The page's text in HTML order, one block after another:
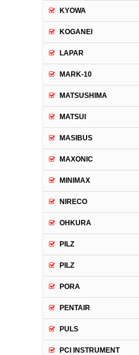
KYOWA
KOGANEI
LAPAR
MARK-10
MATSUSHIMA
MATSUI
MASIBUS
MAXONIC
MINIMAX
NIRECO
OHKURA
PILZ
PILZ
PORA
PENTAIR
PULS
PCI INSTRUMENT